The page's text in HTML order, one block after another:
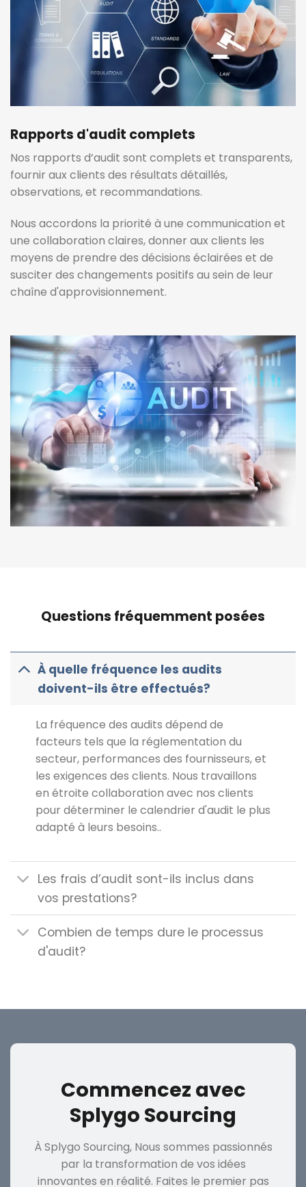
Rapports d'audit complets
Nos rapports d’audit sont complets et transparents,
fournir aux clients des résultats détaillés,
observations, et recommandations.
Nous accordons la priorité à une communication et
une collaboration claires, donner aux clients les
moyens de prendre des décisions éclairées et de
susciter des changements positifs au sein de leur
chaîne d'approvisionnement.
Questions fréquemment posées
À quelle fréquence les audits
doivent-ils être effectués?
La fréquence des audits dépend de
facteurs tels que la réglementation du
secteur, performances des fournisseurs, et
les exigences des clients. Nous travaillons
en étroite collaboration avec nos clients
pour déterminer le calendrier d'audit le plus
adapté à leurs besoins..
Les frais d’audit sont-ils inclus dans
vos prestations?
Combien de temps dure le processus
d'audit?
Commencez avec
Splygo Sourcing
À Splygo Sourcing, Nous sommes passionnés
par la transformation de vos idées
innovantes en réalité. Faites le premier pas